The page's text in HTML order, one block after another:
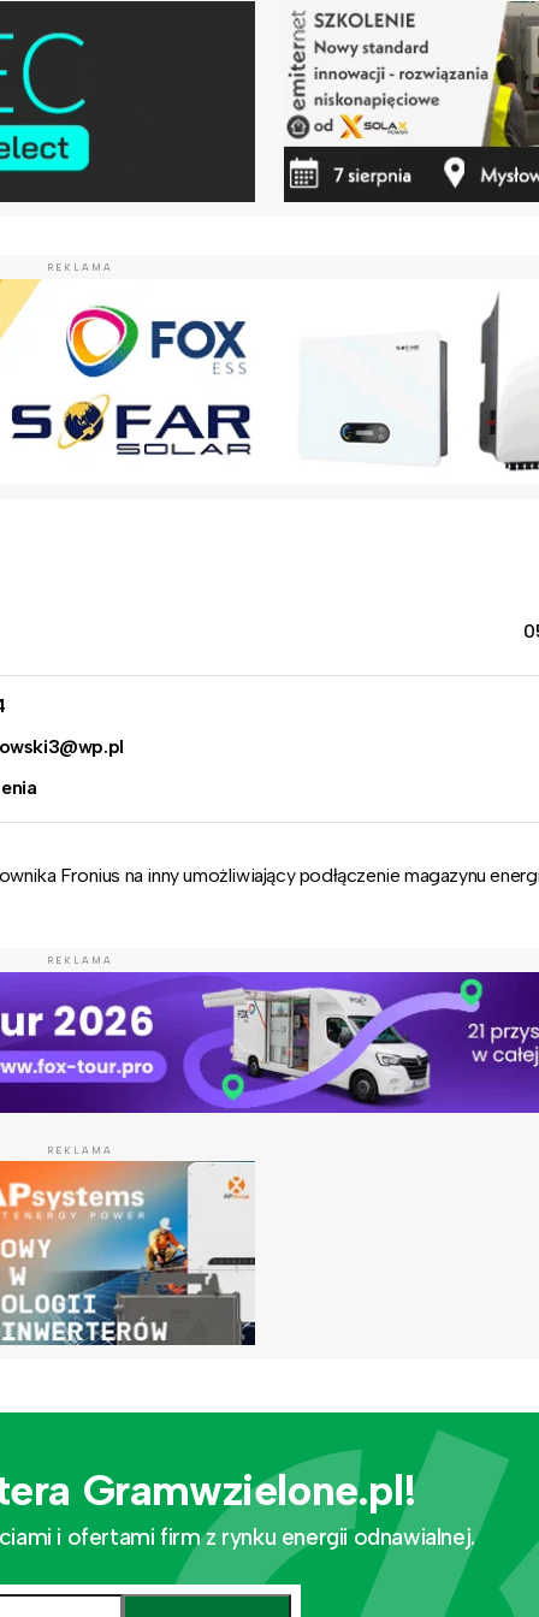
REKLAMA
Fronius na inny umożliwiający podłączenie magazynu
REKLAMA
REKLAMA
Gramwzielone.pl!
i ofertami firm z rynku energii odnawialnej.